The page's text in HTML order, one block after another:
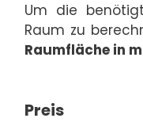
Um die
Raum zu
Raumfläche in
Preis